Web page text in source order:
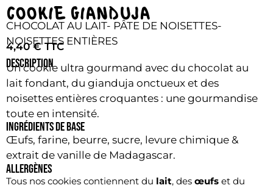
COOKIE GIANDUJA
CHOCOLAT AU LAIT- PÂTE DE NOISETTES-
NOISETTES ENTIÈRES
4,40€
DESCRIPTION
Un cookie ultra gourmand avec du chocolat au
lait fondant, du gianduja onctueux et des
noisettes entières croquantes : une gourmandise
toute en intensité.
INGRÉDIENTS DE BASE
Œufs, farine, beurre, sucre, levure chimique &
extrait de vanille de Madagascar.
ALLERGÈNES
Tous nos cookies contiennent du lait, des œufs et du